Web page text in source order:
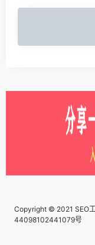
Copyright © 2021 SEO
44098102441079号